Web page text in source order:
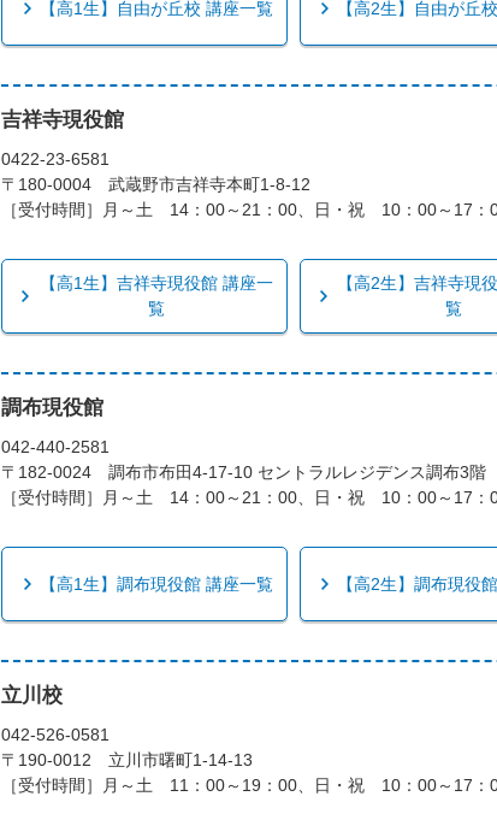
【高1生】自由が丘校 講座一覧 【高2生】自由が丘
吉祥寺現役館
0422-23-6581
〒180-0004 武蔵野市吉祥寺本町1-8-12
［受付時間］月～土 14：00～21：00、日・祝 10：00～17：
【高1生】吉祥寺現役館 講座一
覧
【高2生】吉祥寺現
覧
調布現役館
042-440-2581
〒182-0024 調布市布田4-17-10 セントラルレジデンス調布3階
［受付時間］月～土 14：00～21：00、日・祝 10：00～17：
【高1生】調布現役館 講座一覧 【高2生】調布現役
立川校
042-526-0581
〒190-0012 立川市曙町1-14-13
［受付時間］月～土 11：00～19：00、日・祝 10：00～17：